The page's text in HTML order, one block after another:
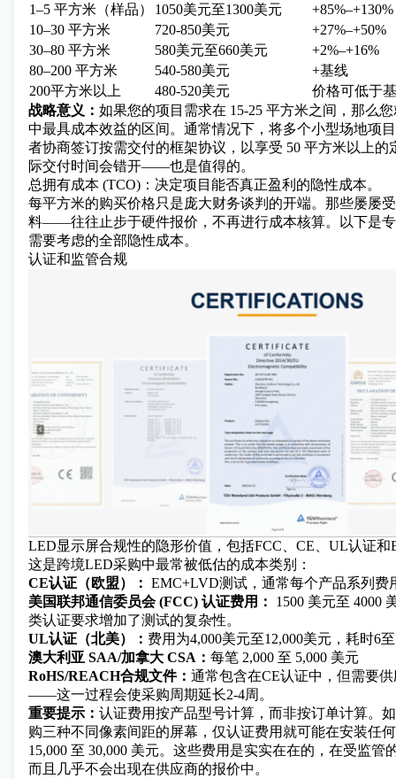
1–5 平方米（样品）
1050美元至1300美元
+85%–+130%
10–30 平方米
720-850美元
+27%–+50%
30–80 平方米
580美元至660美元
+2%–+16%
80–200 平方米
540-580美元
+基线
200平方米以上
480-520美元
价格可低于
战略意义： 如果您的项目需求在 15-25 平方米之间，那么
中最具成本效益的区间。通常情况下，将多个小型场地项
者协商签订按需交付的框架协议，以享受 50 平方米以上
际交付时间会错开——也是值得的。
总拥有成本 (TCO)：决定项目能否真正盈利的隐性成本。
每平方米的购买价格只是庞大财务谈判的开端。那些屡
料——往往止步于硬件报价，不再进行成本核算。以下是
需要考虑的全部隐性成本。
认证和监管合规
LED显示屏合规性的隐形价值，包括FCC、CE、UL认证和
这是跨境LED采购中最常被低估的成本类别：
CE认证（欧盟）： EMC+LVD测试，通常每个产品系列费
美国联邦通信委员会 (FCC) 认证费用：
1500 美元至 4000
类认证要求增加了测试的复杂性。
UL认证（北美）： 费用为4,000美元至12,000美元，耗时6
澳大利亚 SAA/加拿大 CSA： 每笔 2,000 至 5,000 美元
RoHS/REACH合规文件： 通常包含在CE认证中，但需要
——这一过程会使采购周期延长2-4周。
重要提示： 认证费用按产品型号计算，而非按订单计算。
购三种不同像素间距的屏幕，仅认证费用就可能在安装任
15,000 至 30,000 美元。这些费用是实实在在的，在受监管
而且几乎不会出现在供应商的报价中。